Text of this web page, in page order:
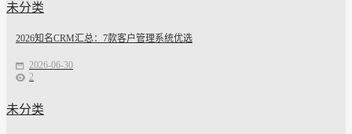
未分类
2026知名CRM汇总：7款客户管理系统优选
2026-06-30
2
未分类